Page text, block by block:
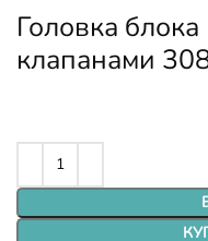
Головка
клапанами